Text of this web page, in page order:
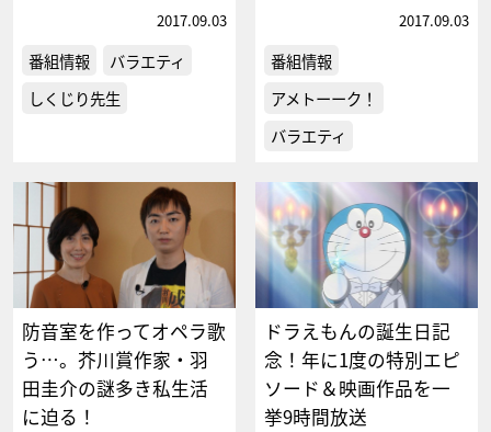
2017.09.03
番組情報
バラエティ
しくじり先生
2017.09.03
番組情報
アメトーーク！
バラエティ
防音室を作ってオペラ歌
う…。芥川賞作家・羽
田圭介の謎多き私生活
に迫る！
ドラえもんの誕生日記
念！年に1度の特別エピ
ソード＆映画作品を一
挙9時間放送